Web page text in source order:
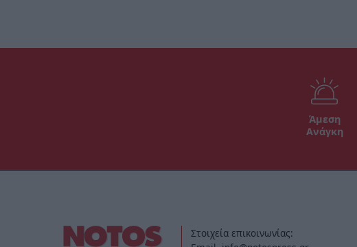
Άμεση
Ανάγκη
Στοιχεία επικοινωνίας: